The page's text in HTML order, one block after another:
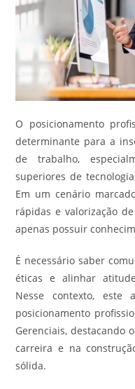
O posicionamento
determinante para a
de trabalho,
superiores de
Em um cenário
rápidas e valorização
apenas possuir
É necessário saber
éticas e alinhar
Nesse contexto, este
posicionamento
Gerenciais, destacando
carreira e na
sólida.